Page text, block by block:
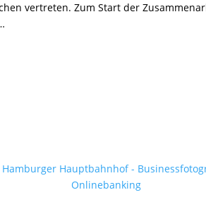
vertreten. Zum Start der